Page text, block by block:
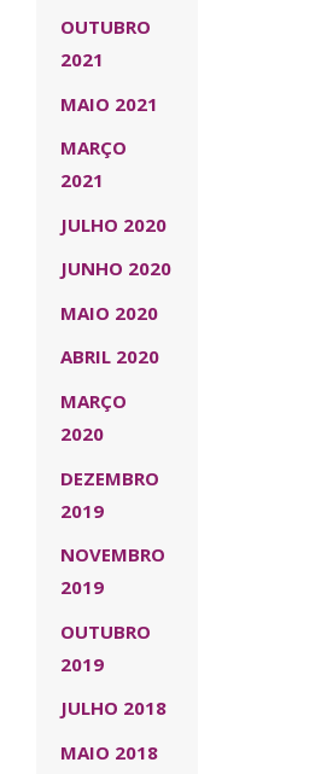
OUTUBRO
2021
MAIO 2021
MARÇO
2021
JULHO 2020
JUNHO 2020
MAIO 2020
ABRIL 2020
MARÇO
2020
DEZEMBRO
2019
NOVEMBRO
2019
OUTUBRO
2019
JULHO 2018
MAIO 2018